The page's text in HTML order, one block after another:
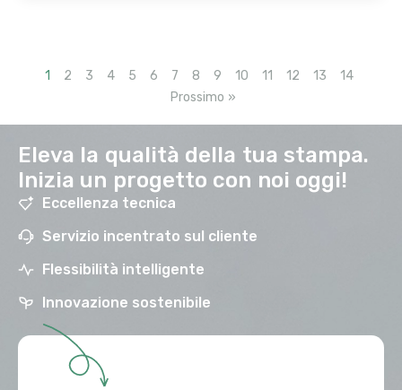
1 2 3 4 5 6 7 8 9 10 11 12 13
14
Prossimo »
Eleva la qualità della tua stampa.
Inizia un progetto con noi oggi!
Eccellenza tecnica
Servizio incentrato sul cliente
Flessibilità intelligente
Innovazione sostenibile